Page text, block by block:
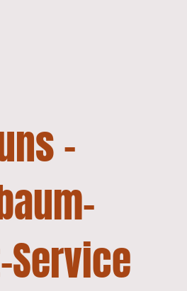
-
Service